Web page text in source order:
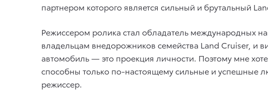
партнером которого является сильный и брутальный
Режиссером ролика стал обладатель международных
владельцам внедорожников семейства Land Cruiser, и
автомобиль — это проекция личности. Поэтому мне
способны только по-настоящему сильные и успешные
режиссер.